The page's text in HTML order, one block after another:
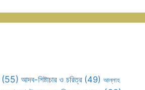
আদব-শিষ্টাচার ও চরিত্র(49) আল্লাহ